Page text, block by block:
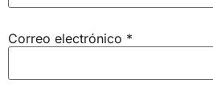
Correo electrónico *